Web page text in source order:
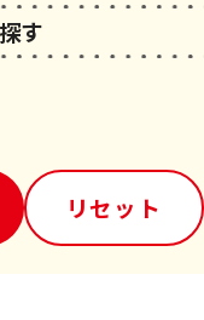
す
リセット